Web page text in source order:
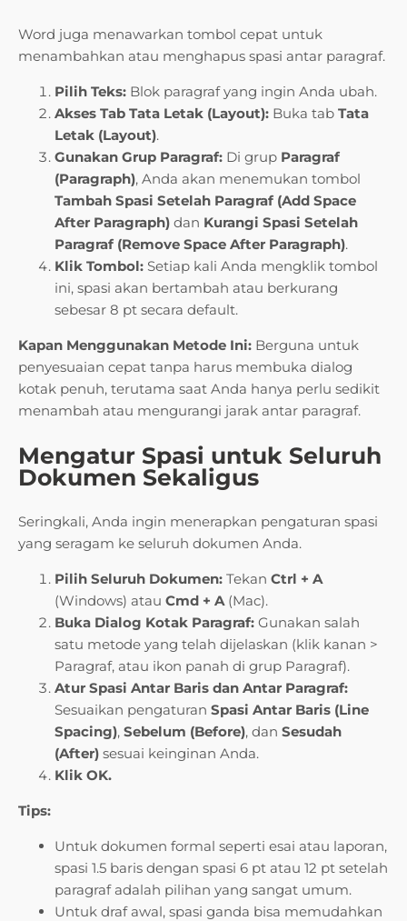
Word juga menawarkan tombol cepat untuk
menambahkan atau menghapus spasi antar paragraf.
Pilih Teks: Blok paragraf yang ingin Anda ubah.
Akses Tab Tata Letak (Layout): Buka tab Tata
Letak (Layout).
Gunakan Grup Paragraf: Di grup Paragraf
(Paragraph), Anda akan menemukan tombol
Tambah Spasi Setelah Paragraf (Add Space
After Paragraph) dan Kurangi Spasi Setelah
Paragraf (Remove Space After Paragraph).
Klik Tombol: Setiap kali Anda mengklik tombol
ini, spasi akan bertambah atau berkurang
sebesar 8 pt secara default.
Kapan Menggunakan Metode Ini: Berguna untuk
penyesuaian cepat tanpa harus membuka dialog
kotak penuh, terutama saat Anda hanya perlu sedikit
menambah atau mengurangi jarak antar paragraf.
Mengatur Spasi untuk Seluruh
Dokumen Sekaligus
Seringkali, Anda ingin menerapkan pengaturan spasi
yang seragam ke seluruh dokumen Anda.
Pilih Seluruh Dokumen: Tekan Ctrl + A
(Windows) atau Cmd + A(Mac).
Buka Dialog Kotak Paragraf: Gunakan salah
satu metode yang telah dijelaskan (klik kanan >
Paragraf, atau ikon panah di grup Paragraf).
Atur Spasi Antar Baris dan Antar Paragraf:
Sesuaikan pengaturan Spasi Antar Baris (Line
Spacing), Sebelum (Before), dan Sesudah
(After) sesuai keinginan Anda.
Klik OK.
Tips:
Untuk dokumen formal seperti esai atau laporan,
spasi 1.5 baris dengan spasi 6 pt atau 12 pt setelah
paragraf adalah pilihan yang sangat umum.
Untuk draf awal, spasi ganda bisa memudahkan